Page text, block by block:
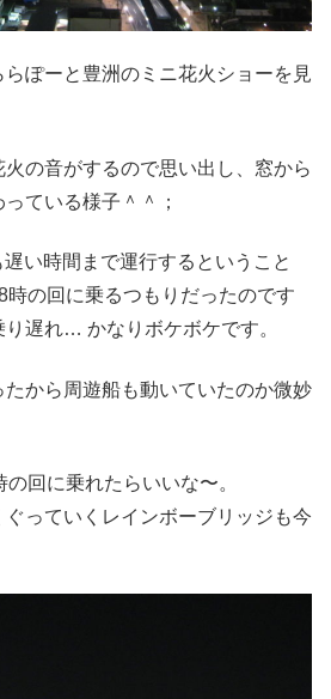
ぽーと豊洲のミニ花火ショーを見
の音がするので思い出し、窓から
ている様子＾＾；
い時間まで運行するということ
時の回に乗るつもりだったのです
遅れ… かなりボケボケです。
から周遊船も動いていたのか微妙
回に乗れたらいいな〜。
っていくレインボーブリッジも今